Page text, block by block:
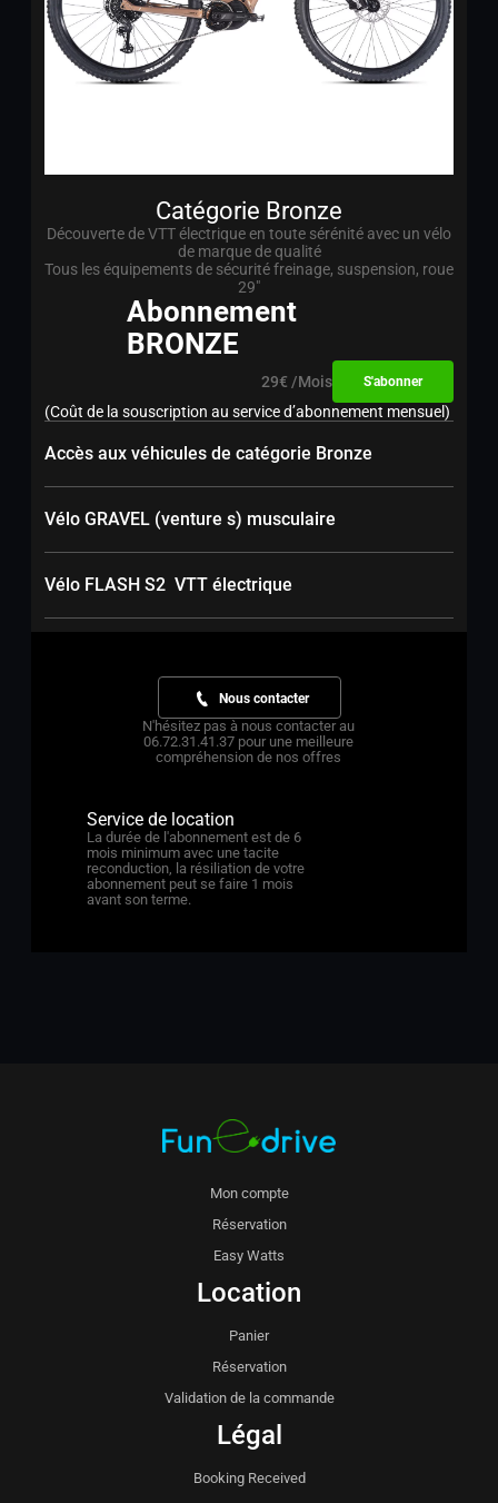
Catégorie Bronze
Découverte de VTT électrique en toute sérénité avec un vélo
de marque de qualité
Tous les équipements de sécurité freinage, suspension, roue
29″
Abonnement
BRONZE
29€ /Mois S'abonner
(Coût de la souscription au service d’abonnement mensuel)
Accès aux véhicules de catégorie Bronze
Vélo GRAVEL (venture s) musculaire
Vélo FLASH S2 VTT électrique
Nous contacter
N'hésitez pas à nous contacter au
06.72.31.41.37 pour une meilleure
compréhension de nos offres
Service de location
La durée de l'abonnement est de 6
mois minimum avec une tacite
reconduction, la résiliation de votre
abonnement peut se faire 1 mois
avant son terme.
Mon compte
Réservation
Easy Watts
Location
Panier
Réservation
Validation de la commande
Légal
Booking Received